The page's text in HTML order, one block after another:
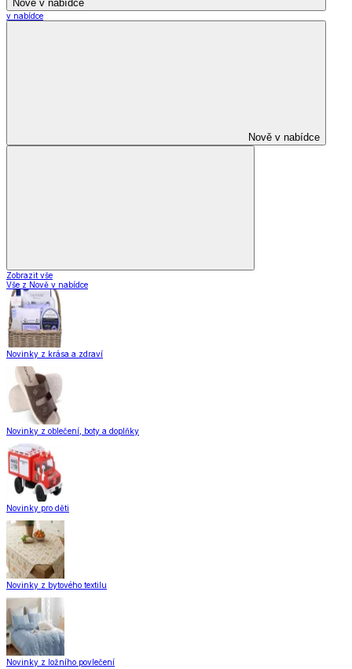
Nově v nabídce
v nabídce
Nově v nabídce
Zobrazit vše
Vše z Nově v nabídce
Novinky z krása a zdraví
Novinky z oblečení, boty a doplňky
Novinky pro děti
Novinky z bytového textilu
Novinky z ložního povlečení